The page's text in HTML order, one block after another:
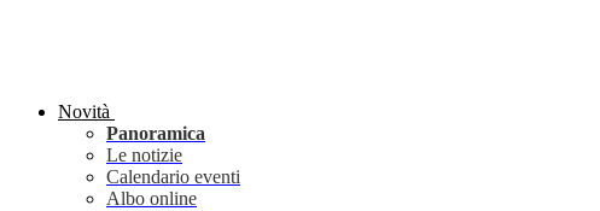
Novità
Panoramica
Le notizie
Calendario eventi
Albo online